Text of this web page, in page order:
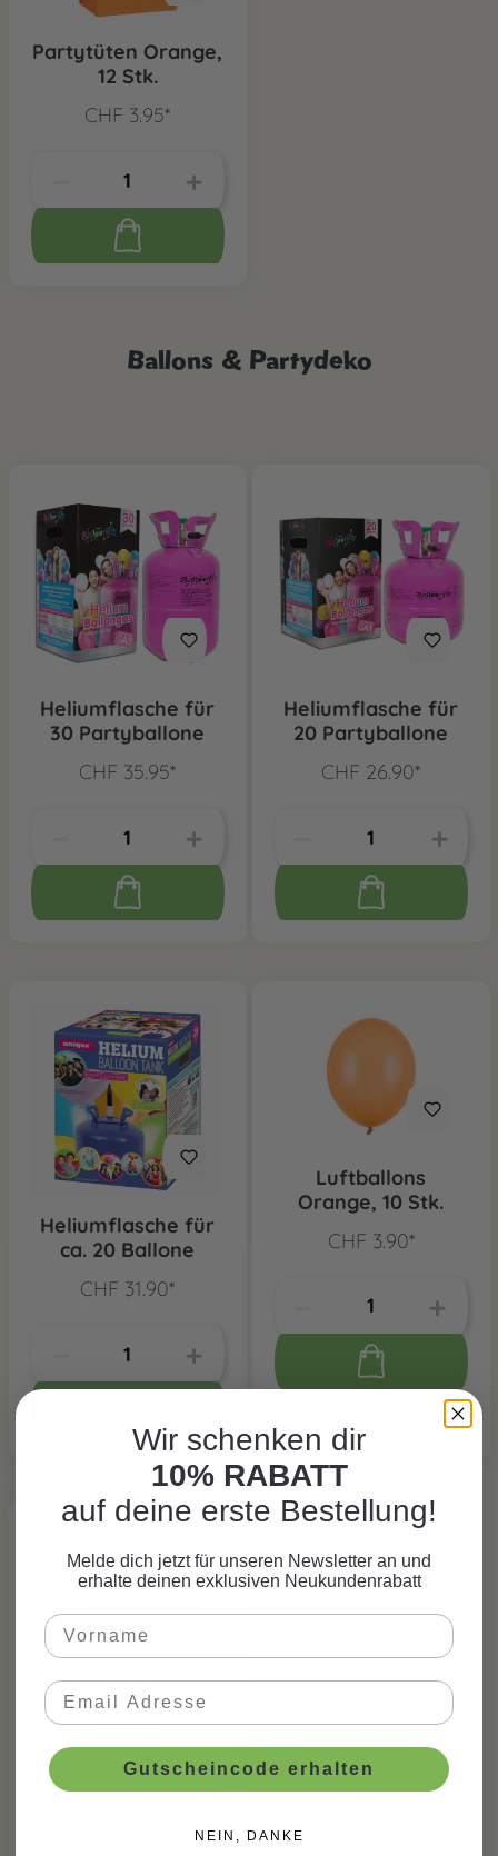
Partytüten Orange,
12 Stk.
CHF 3.95*
Ballons & Partydeko
Heliumflasche für
30 Partyballone
CHF 35.95*
Heliumflasche für
20 Partyballone
CHF 26.90*
Heliumflasche für
ca. 20 Ballone
CHF 31.90*
Luftballons
Orange, 10 Stk.
CHF 3.90*
Luftballons Peach,
10 Stk.
CHF 3.90*
Wir schenken dir
10% RABATT
auf deine erste Bestellung!
Melde dich jetzt für unseren Newsletter an und
erhalte deinen exklusiven Neukundenrabatt
Gutscheincode erhalten
NEIN, DANKE